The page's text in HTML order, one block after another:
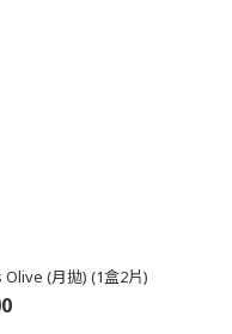
(月拋) (1盒2片)